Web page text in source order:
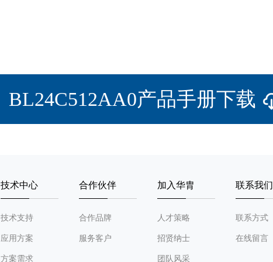
BL24C512AA0产品手册下载
技术中心
技术支持
应用方案
方案需求
合作伙伴
合作品牌
服务客户
加入华胄
人才策略
招贤纳士
团队风采
联系我们
联系方式
在线留言